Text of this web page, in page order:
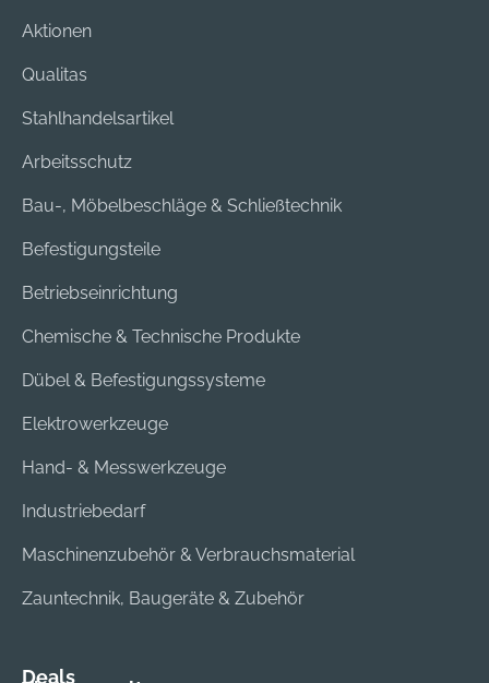
Aktionen
Qualitas
Stahlhandelsartikel
Arbeitsschutz
Bau-, Möbelbeschläge & Schließtechnik
Befestigungsteile
Betriebseinrichtung
Chemische & Technische Produkte
Dübel & Befestigungssysteme
Elektrowerkzeuge
Hand- & Messwerkzeuge
Industriebedarf
Maschinenzubehör & Verbrauchsmaterial
Zauntechnik, Baugeräte & Zubehör
Deals